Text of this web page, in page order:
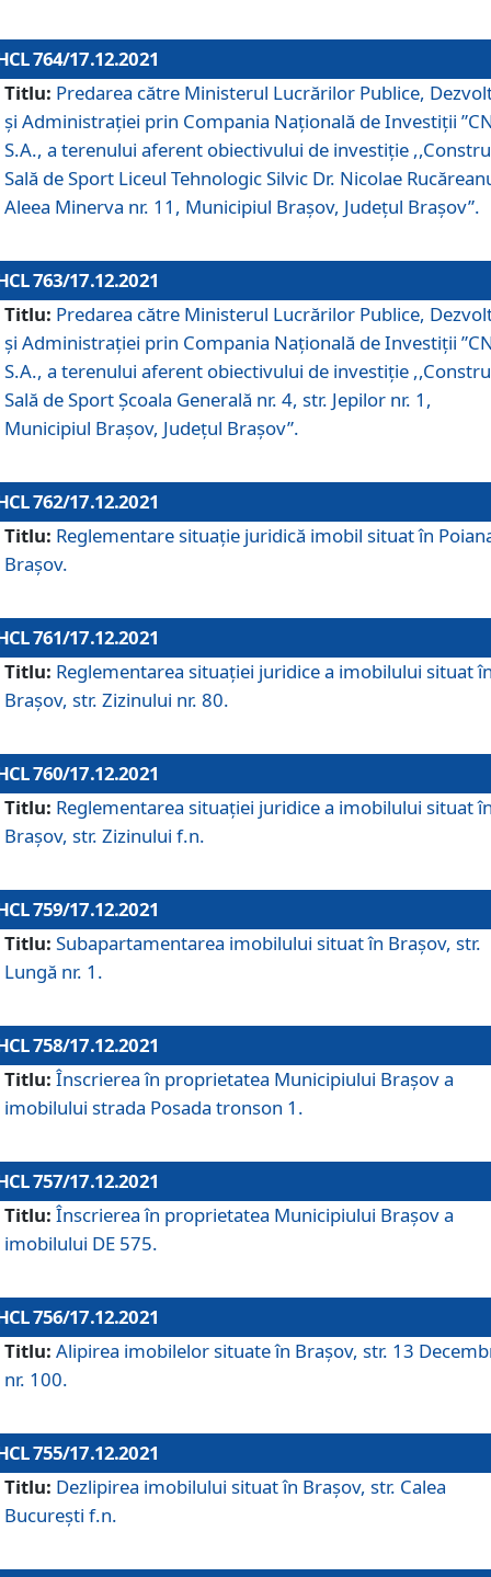
764/17.12.2021
Titlu: Predarea către Ministerul Lucrărilor Publice,
și Administrației prin Compania Naţională de Investiţii
S.A., a terenului aferent obiectivului de investiţie
Sală de Sport Liceul Tehnologic Silvic Dr. Nicolae
Aleea Minerva nr. 11, Municipiul Brașov, Județul Brașov”.
763/17.12.2021
Titlu: Predarea către Ministerul Lucrărilor Publice,
și Administrației prin Compania Naţională de Investiţii
S.A., a terenului aferent obiectivului de investiție
Sală de Sport Școala Generală nr. 4, str. Jepilor nr. 1,
Municipiul Brașov, Județul Brașov”.
762/17.12.2021
Titlu: Reglementare situație juridică imobil situat în
Brașov.
761/17.12.2021
Titlu: Reglementarea situației juridice a imobilului situat
Brașov, str. Zizinului nr. 80.
760/17.12.2021
Titlu: Reglementarea situației juridice a imobilului situat
Brașov, str. Zizinului f.n.
759/17.12.2021
Titlu: Subapartamentarea imobilului situat în Brașov, str.
Lungă nr. 1.
758/17.12.2021
Titlu: Înscrierea în proprietatea Municipiului Brașov a
imobilului strada Posada tronson 1.
757/17.12.2021
Titlu: Înscrierea în proprietatea Municipiului Brașov a
imobilului DE 575.
756/17.12.2021
Titlu: Alipirea imobilelor situate în Brașov, str. 13
nr. 100.
755/17.12.2021
Titlu: Dezlipirea imobilului situat în Brașov, str. Calea
București f.n.